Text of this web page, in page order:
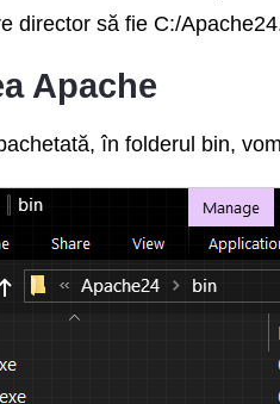
director să fie C:/
Apache
în folderul bin,